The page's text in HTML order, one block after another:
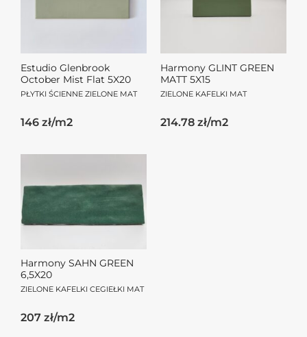
Estudio Glenbrook
October Mist Flat 5X20
PŁYTKI ŚCIENNE ZIELONE MAT
146 zł/m2
Harmony GLINT GREEN
MATT 5X15
ZIELONE KAFELKI MAT
214.78 zł/m2
Harmony SAHN GREEN
6,5X20
ZIELONE KAFELKI CEGIEŁKI MAT
207 zł/m2